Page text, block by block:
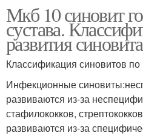
Мкб 10 синовит
сустава.
развития синовита
Классификация синовитов
Инфекционные
развиваются из-за
стафилококков,
развиваются из-за